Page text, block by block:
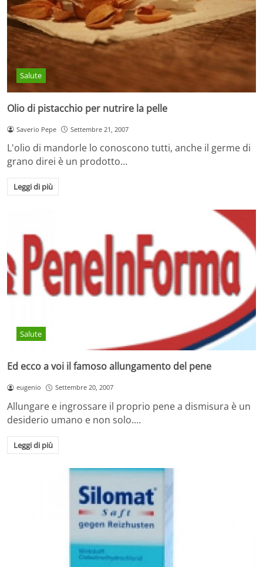
Salute
Olio di pistacchio per nutrire la pelle
Saverio Pepe Settembre 21, 2007
L'olio di mandorle lo conoscono tutti, anche il germe di
grano direi è un prodotto…
Leggi di più
Salute
Ed ecco a voi il famoso allungamento del pene
eugenio Settembre 20, 2007
Allungare e ingrossare il proprio pene a dismisura è un
desiderio umano e non solo.…
Leggi di più